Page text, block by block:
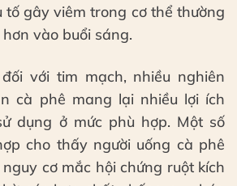
tố gây viêm trong cơ thể thường
vào buổi sáng.
với tim mạch, nhiều nghiên
cà phê mang lại nhiều lợi ích
dụng ở mức phù hợp. Một số
cho thấy người uống cà phê
cơ mắc hội chứng ruột kích